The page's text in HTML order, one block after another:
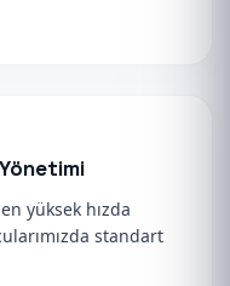
yüksek hızda
standart